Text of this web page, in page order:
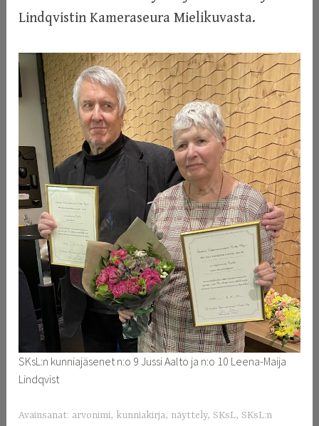
Lindqvistin Kameraseura Mielikuvasta.
SKsL:n kunniajäsenet n:o 9 Jussi Aalto ja n:o 10 Leena-Maija
Lindqvist
Avainsanat: arvonimi, kunniakirja, näyttely, SKsL, SKsL:n